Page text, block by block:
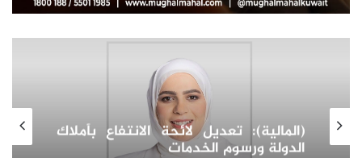
سوق العقارات في أوزبكستان:
استكشاف آفاق النمو والاستثمار
واتجاهات الطلب للعقارات كمرآة التحول